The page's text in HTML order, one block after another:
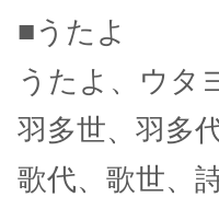
■うたよ
うたよ、ウタ
羽多世、羽多
歌代、歌世、